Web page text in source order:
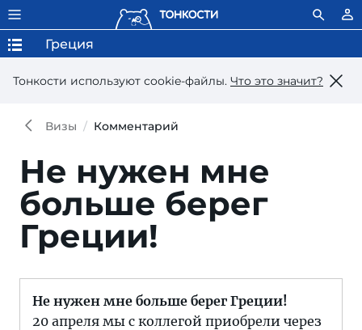
Тонкости используют сookie-файлы. Что это значит?
Греция
Визы Комментарий
Не нужен мне
больше берег
Греции!
Не нужен мне больше берег Греции!
20 апреля мы с коллегой приобрели через